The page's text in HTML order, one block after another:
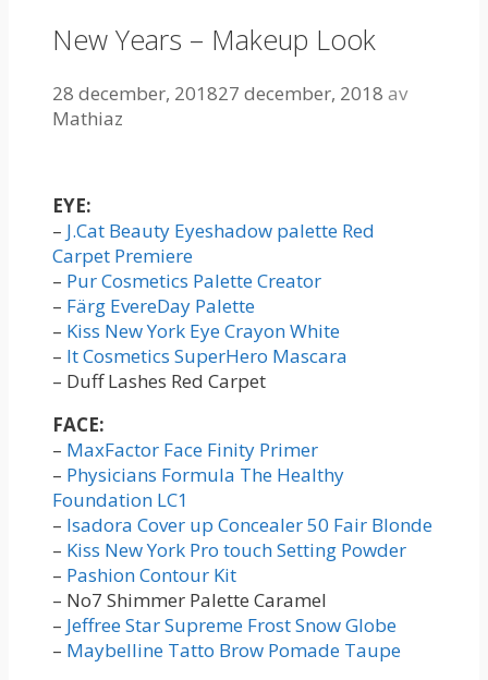
New Years – Makeup Look
28 december, 201827 december, 2018 av
Mathiaz
EYE:
– J.Cat Beauty Eyeshadow palette Red
Carpet Premiere
– Pur Cosmetics Palette Creator
– Färg EvereDay Palette
– Kiss New York Eye Crayon White
– It Cosmetics SuperHero Mascara
– Duff Lashes Red Carpet
FACE:
– MaxFactor Face Finity Primer
– Physicians Formula The Healthy
Foundation LC1
– Isadora Cover up Concealer 50 Fair Blonde
– Kiss New York Pro touch Setting Powder
– Pashion Contour Kit
– No7 Shimmer Palette Caramel
– Jeffree Star Supreme Frost Snow Globe
– Maybelline Tatto Brow Pomade Taupe